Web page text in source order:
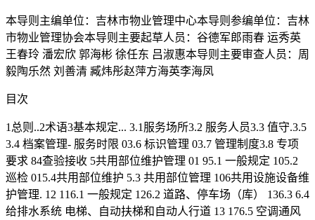
本导则主编单位：吉林市物业管理中心本导则参编单位：吉林
市物业管理协会本导则主要起草人员：谷德军郎雨春 运秀英
王春玲 潘宏欣 郭海彬 徐任东 吕淑惠本导则主要审查人员：周
毅陶乐然 刘善清 臧炜彤赵萍方海英李海凤
目次
1总则..2术语3基本规定... 3.1服务场所3.2 服务人员3.3 值守.3.5
3.4 档案管理- 服务时限 03.6 标识管理 03.7 管理制度3.8 专项
要求 84查验接收 5共用部位维护管理 01 95.1 一般规定 105.2
巡检 015.4共用部位维护 5.3 共用部位管理 106共用设施设备维
护管理. 12 116.1 一般规定 126.2 道路、停车场（库） 136.3 6.4
给排水系统 电梯、自动扶梯和自动人行道 13 176.5 空调通风